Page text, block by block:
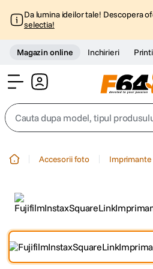
Da lumina ideilor tale! Descopera
selectia!
Magazin online Inchirieri
Cauta dupa model, tipul produsului,
2. trepied
4. peak design
Accesorii foto